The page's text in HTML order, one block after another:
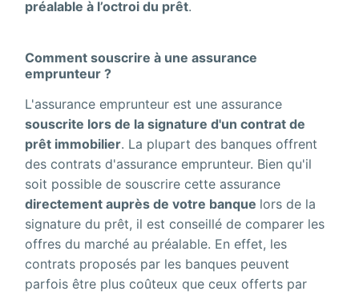
préalable à l’octroi du prêt.
Comment souscrire à une assurance
emprunteur ?
L'assurance emprunteur est une assurance
souscrite lors de la signature d'un contrat de
prêt immobilier. La plupart des banques offrent
des contrats d'assurance emprunteur. Bien qu'il
soit possible de souscrire cette assurance
directement auprès de votre banque lors de la
signature du prêt, il est conseillé de comparer les
offres du marché au préalable. En effet, les
contrats proposés par les banques peuvent
parfois être plus coûteux que ceux offerts par